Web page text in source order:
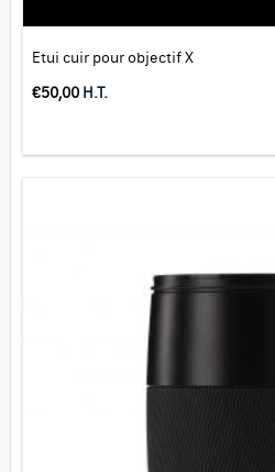
Etui cuir pour objectif X
€50,00 H.T.